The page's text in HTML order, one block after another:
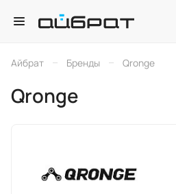
Айбрат – Бренды – Qronge
Qronge